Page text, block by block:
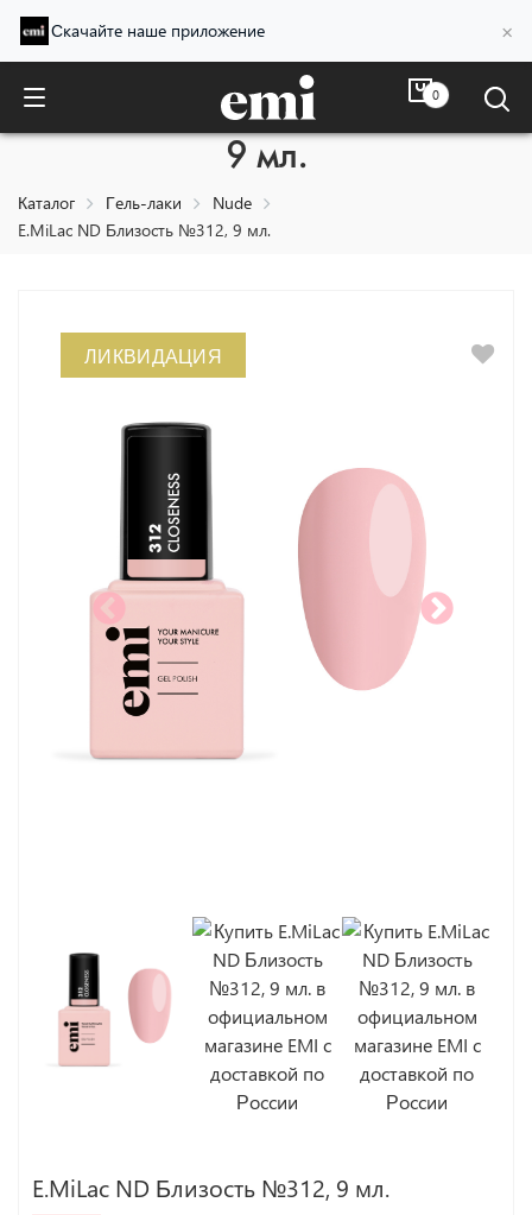
Скачайте наше приложение ×
0
E.MiLac ND Близость №312,
9 мл.
Каталог Гель-лаки
Nude
E.MiLac ND Близость №312, 9 мл.
ЛИКВИДАЦИЯ
E.MiLac ND Близость №312, 9 мл.